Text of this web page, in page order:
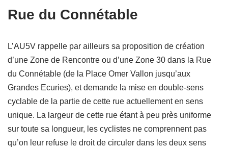
Rue du Connétable
L’AU5V rappelle par ailleurs sa proposition de création
d’une Zone de Rencontre ou d’une Zone 30 dans la Rue
du Connétable (de la Place Omer Vallon jusqu’aux
Grandes Ecuries), et demande la mise en double-sens
cyclable de la partie de cette rue actuellement en sens
unique. La largeur de cette rue étant à peu près uniforme
sur toute sa longueur, les cyclistes ne comprennent pas
qu’on leur refuse le droit de circuler dans les deux sens